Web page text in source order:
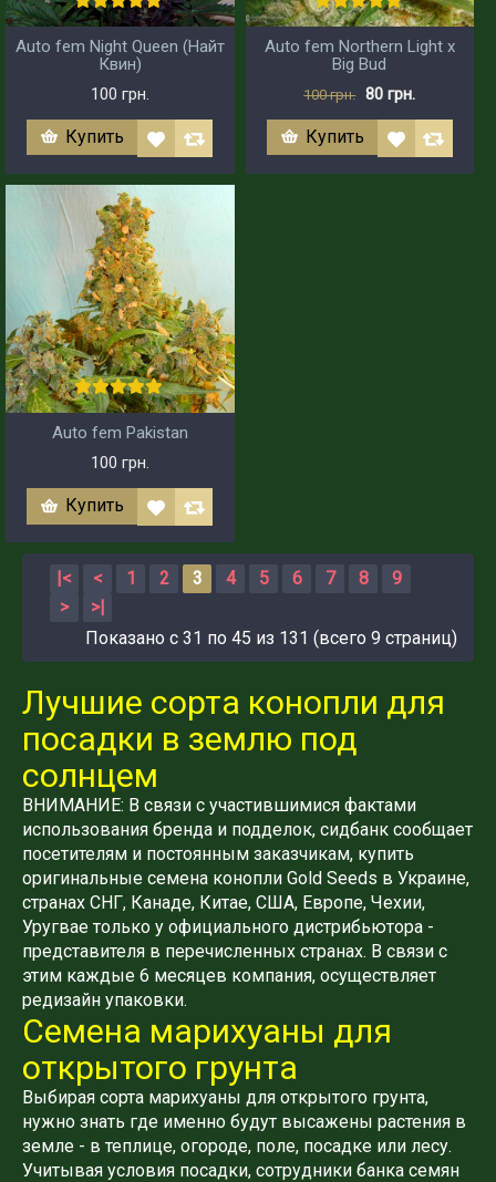
Auto fem Night Queen (Найт
Квин)
100 грн.
Купить
Auto fem Northern Light x
Big Bud
100 грн. 80 грн.
Купить
Auto fem Pakistan
100 грн.
Купить
|< < 1 2 3 4 5 6 7 8
9
>
>|
Показано с 31 по 45 из 131 (всего 9 страниц)
Лучшие сорта конопли для
посадки в землю под
солнцем
ВНИМАНИЕ: В связи с участившимися фактами
использования бренда и подделок, сидбанк сообщает
посетителям и постоянным заказчикам, купить
оригинальные семена конопли Gold Seeds в Украине,
странах СНГ, Канаде, Китае, США, Европе, Чехии,
Уругвае только у официального дистрибьютора -
представителя в перечисленных странах. В связи с
этим каждые 6 месяцев компания, осуществляет
редизайн упаковки.
Семена марихуаны для
открытого грунта
Выбирая сорта марихуаны для открытого грунта,
нужно знать где именно будут высажены растения в
земле - в теплице, огороде, поле, посадке или лесу.
Учитывая условия посадки, сотрудники банка семян